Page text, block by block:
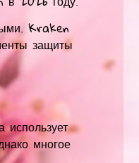
Kraken
защиты
многое